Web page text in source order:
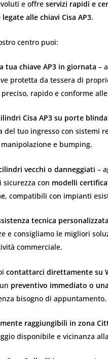
e offre servizi rapidi e
legate alle chiavi Cisa AP3.
centro puoi:
tua chiave AP3 in giornata –
protetta da tessera di
rapido e conforme
Cisa AP3 su porte
del tuo ingresso con sistemi
e bumping.
vecchi o danneggiati –
con modelli
, compatibili con impianti
tecnica personalizzata
e consigliamo le migliori
commerciale.
contattarci direttamente su
preventivo immediato o
bisogno di appuntamento.
raggiungibili in zona
disponibile e vicinanza